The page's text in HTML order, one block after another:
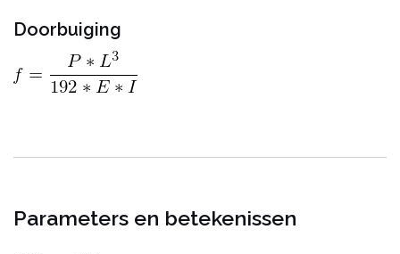
Doorbuiging
Parameters en betekenissen